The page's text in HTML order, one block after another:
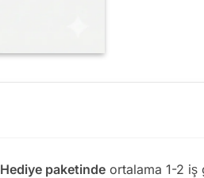
Hediye paketindeortalama 1-2 iş